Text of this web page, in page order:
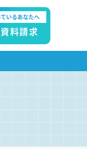
いるあなたへ
料請求